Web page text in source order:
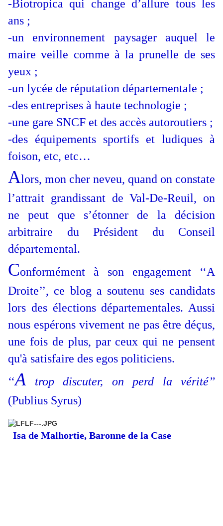
-Biotropica qui change d’allure tous les
ans ;
-un environnement paysager auquel le
maire veille comme à la prunelle de ses
yeux ;
-un lycée de réputation départementale ;
-des entreprises à haute technologie ;
-une gare SNCF et des accès autoroutiers ;
-des équipements sportifs et ludiques à
foison, etc, etc…
Alors, mon cher neveu, quand on constate
l’attrait grandissant de Val-De-Reuil, on
ne peut que s’étonner de la décision
arbitraire du Président du Conseil
départemental.
Conformément à son engagement ‘‘A
Droite’’, ce blog a soutenu ses candidats
lors des élections départementales. Aussi
nous espérons vivement ne pas être déçus,
une fois de plus, par ceux qui ne pensent
qu'à satisfaire des egos politiciens.
‘‘A trop discuter, on perd la vérité’’
(Publius Syrus)
Isa de Malhortie, Baronne de la Case